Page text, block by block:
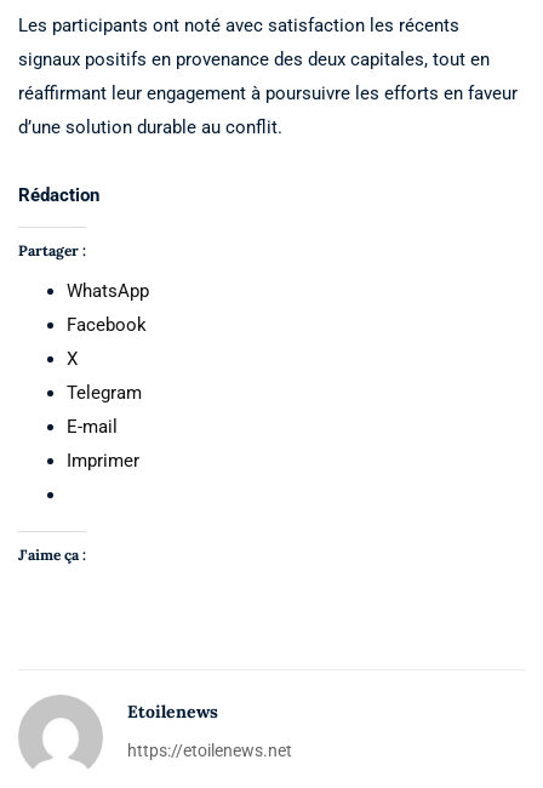
Les participants ont noté avec satisfaction les récents
signaux positifs en provenance des deux capitales, tout en
réaffirmant leur engagement à poursuivre les efforts en faveur
d’une solution durable au conflit.
Rédaction
Partager :
WhatsApp
Facebook
X
Telegram
E-mail
Imprimer
J’aime ça :
Etoilenews
https://etoilenews.net